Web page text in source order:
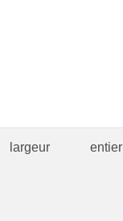
largeur entier